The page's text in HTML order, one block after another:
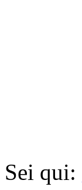
Sei qui: